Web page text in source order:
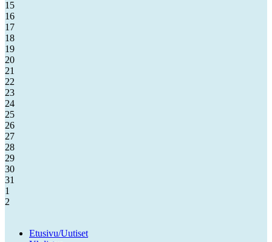
15
16
17
18
19
20
21
22
23
24
25
26
27
28
29
30
31
1
2
Etusivu/Uutiset